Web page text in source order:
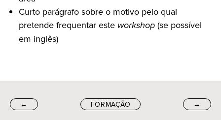
Curto parágrafo sobre o motivo pelo qual
pretende frequentar este workshop (se possível
em inglês)
← FORMAÇÃO →